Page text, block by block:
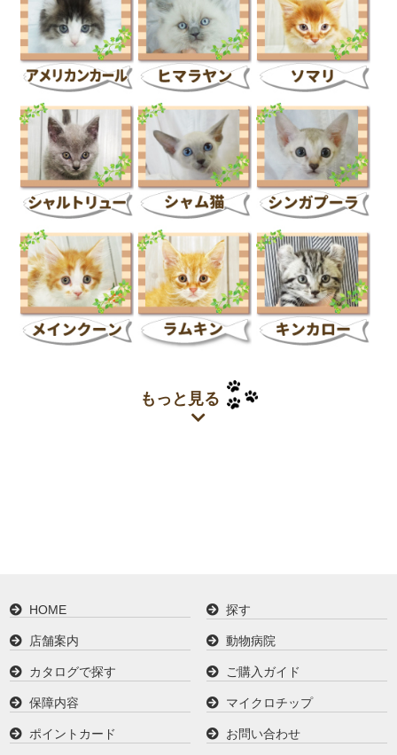
もっと見る
HOME 探す
店舗案内 動物病院
カタログで探す ご購入ガイド
保障内容 マイクロチップ
ポイントカード お問い合わせ